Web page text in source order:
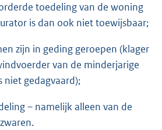
toedeling van de woning
is dan ook niet toewijsbaar;
zijn in geding geroepen (klager
van de minderjarige
niet gedagvaard);
– namelijk alleen van de